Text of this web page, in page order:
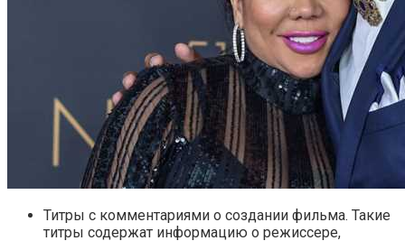
Титры с комментариями о создании фильма. Такие
титры содержат информацию о режиссере,